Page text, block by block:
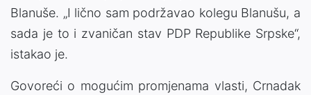
Blanuše. „I lično sam podržavao kolegu Blanušu, a
sada je to i zvaničan stav PDP Republike Srpske“,
istakao je.
Govoreći o mogućim promjenama vlasti, Crnadak